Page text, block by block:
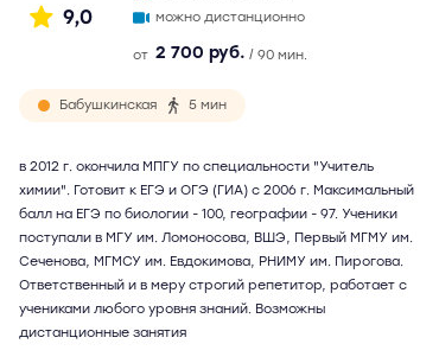
9,0
можно дистанционно
от 2 700 руб. / 90 мин.
Бабушкинская 5 мин
в 2012 г. окончила МПГУ по специальности "Учитель
химии". Готовит к ЕГЭ и ОГЭ (ГИА) с 2006 г. Максимальный
балл на ЕГЭ по биологии - 100, географии - 97. Ученики
поступали в МГУ им. Ломоносова, ВШЭ, Первый МГМУ им.
Сеченова, МГМСУ им. Евдокимова, РНИМУ им. Пирогова.
Ответственный и в меру строгий репетитор, работает с
учениками любого уровня знаний. Возможны
дистанционные занятия